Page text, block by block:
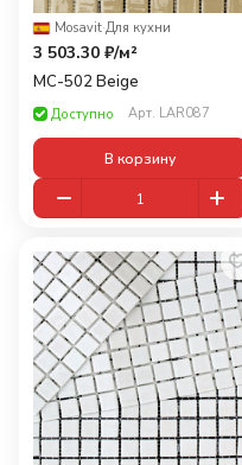
Mosavit·Для кухни
3 503.30 ₽/м²
MC-502 Beige
Доступно Арт. LAR087
В корзину